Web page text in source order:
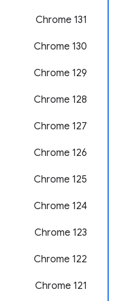
Chrome 131
Chrome 130
Chrome 129
‫Chrome 128
Chrome 127
Chrome 126
‫Chrome 125
Chrome 124
Chrome 123
Chrome 122
Chrome 121